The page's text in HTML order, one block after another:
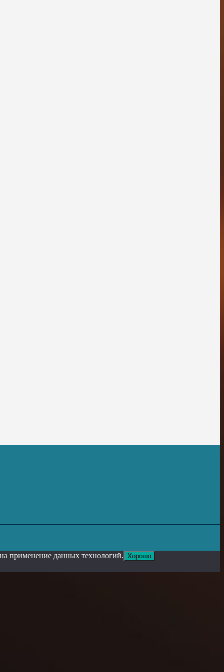
применение данных технологий. Хорошо